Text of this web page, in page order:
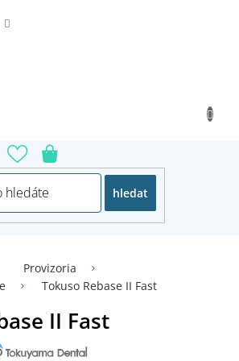
hledat
Provizoria
Tokuso Rebase II Fast
II Fast